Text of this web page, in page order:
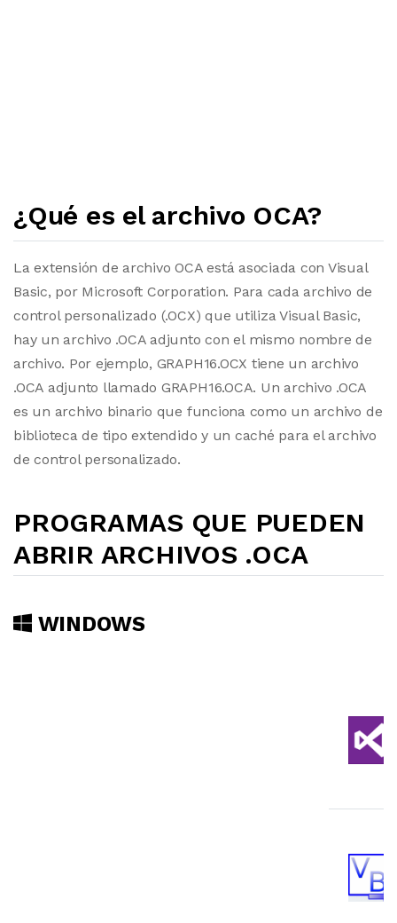
¿Qué es el archivo OCA?
La extensión de archivo OCA está asociada con Visual
Basic, por Microsoft Corporation. Para cada archivo de
control personalizado (.OCX) que utiliza Visual Basic,
hay un archivo .OCA adjunto con el mismo nombre de
archivo. Por ejemplo, GRAPH16.OCX tiene un archivo
.OCA adjunto llamado GRAPH16.OCA. Un archivo .OCA
es un archivo binario que funciona como un archivo de
biblioteca de tipo extendido y un caché para el archivo
de control personalizado.
PROGRAMAS QUE PUEDEN
ABRIR ARCHIVOS .OCA
WINDOWS